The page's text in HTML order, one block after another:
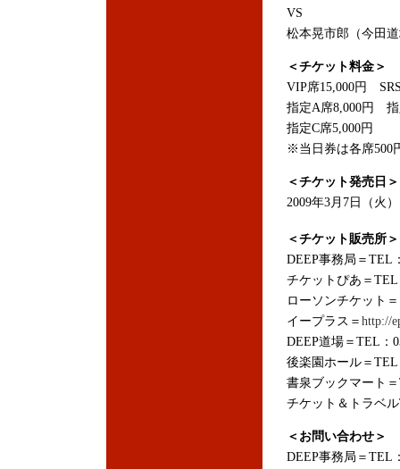
VS
松本晃市郎（今田
＜チケット料金＞
VIP席15,000円
指定A席8,000円 指
指定C席5,000円
※当日券は各席500
＜チケット発売日＞
2009年3月7日（火）
＜チケット販売所＞
DEEP事務局＝
チケットぴあ＝TEL
ローソンチケット
イープラス＝ http://
DEEP道場＝TEL：
後楽園ホール＝TEL
書泉ブックマート
チケット＆トラベ
＜お問い合わせ＞
DEEP事務局＝TEL